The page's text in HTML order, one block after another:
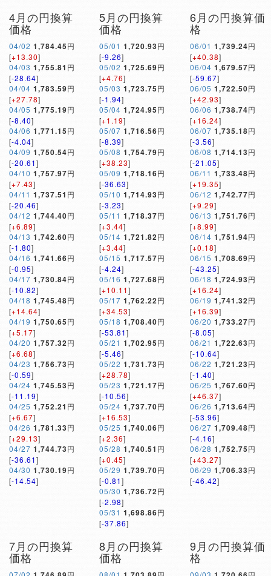
4月の円換算
価格
04/02 1,784.45円
[+13.30]
04/03 1,755.81 円
[-28.64]
04/04 1,783.59円
[+27.78]
04/05 1,775.19円
[-8.40]
04/06 1,771.15円
[-4.04]
04/09 1,750.54円
[-20.61]
04/10 1,757.97円
[+7.43]
04/11 1,737.51 円
[-20.46]
04/12 1,744.40円
[+6.89]
04/13 1,742.60円
[-1.80]
04/16 1,741.66円
[-0.95]
04/17 1,730.84円
[-10.82]
04/18 1,745.48円
[+14.64]
04/19 1,750.65円
[+5.17]
04/20 1,757.32円
[+6.68]
04/23 1,756.73円
[-0.59]
04/24 1,745.53円
[-11.19]
04/25 1,752.21 円
[+6.67]
04/26 1,781.33円
[+29.13]
04/27 1,744.73円
[-36.61]
04/30 1,730.19円
[-14.54]
5月の円換算
価格
05/01 1,720.93円
[-9.26]
05/02 1,725.69円
[+4.76]
05/03 1,723.75円
[-1.94]
05/04 1,724.95円
[+1.19]
05/07 1,716.56円
[-8.39]
05/08 1,754.79円
[+38.23]
05/09 1,718.16円
[-36.63]
05/10 1,714.93円
[-3.23]
05/11 1,718.37円
[+3.44]
05/14 1,721.82円
[+3.44]
05/15 1,717.57円
[-4.24]
05/16 1,727.68円
[+10.11]
05/17 1,762.22円
[+34.53]
05/18 1,708.40円
[-53.81]
05/21 1,702.95円
[-5.46]
05/22 1,731.73円
[+28.78]
05/23 1,721.17円
[-10.56]
05/24 1,737.70円
[+16.53]
05/25 1,740.06円
[+2.36]
05/28 1,740.51 円
[+0.45]
05/29 1,739.70円
[-0.81]
05/30 1,736.72円
[-2.98]
05/31 1,698.86円
[-37.86]
6月の円換算価
格
06/01 1,739.24円
[+40.38]
06/04 1,679.57円
[-59.67]
06/05 1,722.50円
[+42.93]
06/06 1,738.74円
[+16.24]
06/07 1,735.18円
[-3.56]
06/08 1,714.13円
[-21.05]
06/11 1,733.48円
[+19.35]
06/12 1,742.77円
[+9.29]
06/13 1,751.76円
[+8.99]
06/14 1,751.94円
[+0.18]
06/15 1,708.69円
[-43.25]
06/18 1,724.93円
[+16.24]
06/19 1,741.32円
[+16.39]
06/20 1,733.27円
[-8.05]
06/21 1,722.63円
[-10.64]
06/22 1,721.23円
[-1.40]
06/25 1,767.60円
[+46.37]
06/26 1,713.64円
[-53.96]
06/27 1,709.48円
[-4.16]
06/28 1,752.75円
[+43.27]
06/29 1,706.33円
[-46.42]
7月の円換算
価格
8月の円換算
価格
9月の円換算価
格